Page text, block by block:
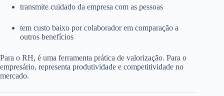
transmite cuidado da empresa com as pessoas
tem custo baixo por colaborador em comparação a
outros benefícios
Para o RH, é uma ferramenta prática de valorização. Para o
empresário, representa produtividade e competitividade no
mercado.